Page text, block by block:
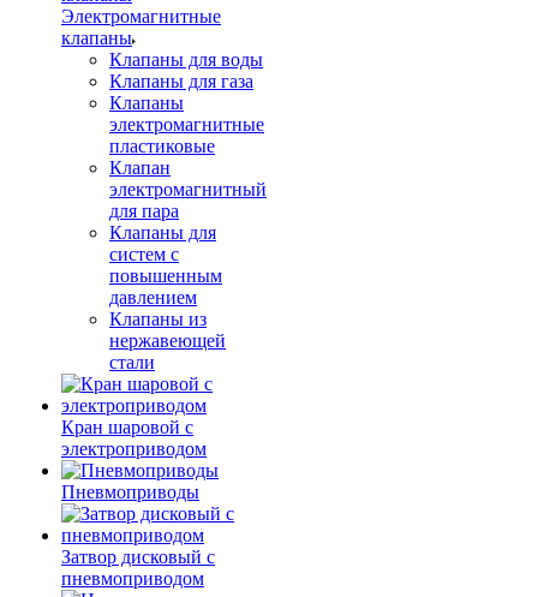
Электромагнитные
клапаны
Клапаны для воды
Клапаны для газа
Клапаны
электромагнитные
пластиковые
Клапан
электромагнитный
для пара
Клапаны для
систем с
повышенным
давлением
Клапаны из
нержавеющей
стали
Кран шаровой с
электроприводом
Пневмоприводы
Затвор дисковый с
пневмоприводом